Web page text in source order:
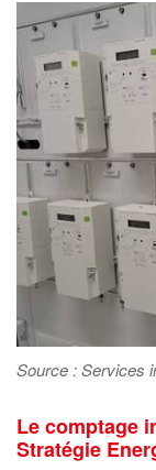
Source : Services
Le comptage
Stratégie